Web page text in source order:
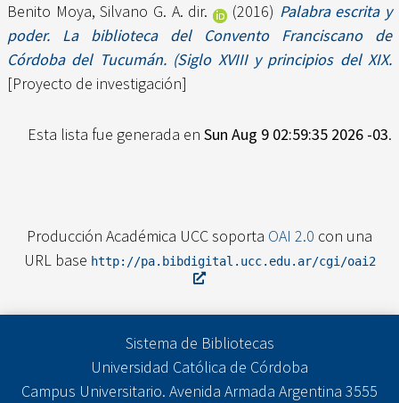
Benito Moya, Silvano G. A. dir.
(2016) Palabra escrita y
poder. La biblioteca del Convento Franciscano de
Córdoba del Tucumán. (Siglo XVIII y principios del XIX.
[Proyecto de investigación]
Esta lista fue generada en Sun Aug 9 02:59:35 2026 -03.
Producción Académica UCC soporta OAI 2.0 con una
URL base http://pa.bibdigital.ucc.edu.ar/cgi/oai2
Sistema de Bibliotecas
Universidad Católica de Córdoba
Campus Universitario. Avenida Armada Argentina 3555